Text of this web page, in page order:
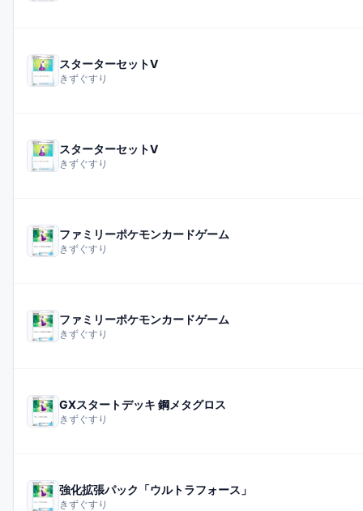
スターターセットV
きずぐすり
スターターセットV
きずぐすり
ファミリーポケモンカードゲーム
きずぐすり
ファミリーポケモンカードゲーム
きずぐすり
GXスタートデッキ 鋼メタグロス
きずぐすり
強化拡張パック「ウルトラフォース」
きずぐすり